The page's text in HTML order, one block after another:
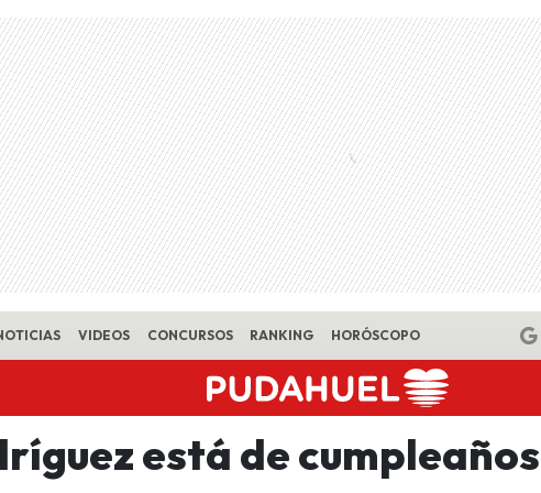
VIDEOS CONCURSOS RANKING HORÓSCOPO
está de cumpleaños